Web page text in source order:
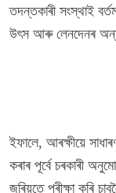
তদন্তকাৰী সংস্থাই
উৎস আৰু লেনদেনৰ
ইফালে, আৰক্ষীয়ে
কৰাৰ পূৰ্বে চৰকাৰী
জৰিয়তে পৰীক্ষা কৰি